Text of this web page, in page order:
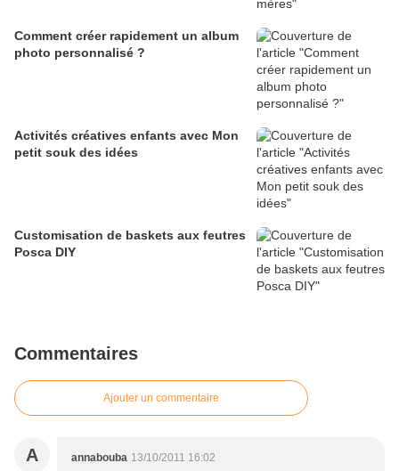
Comment créer rapidement un album
photo personnalisé ?
Activités créatives enfants avec Mon
petit souk des idées
Customisation de baskets aux feutres
Posca DIY
Commentaires
Ajouter un commentaire
A annabouba 13/10/2011 16:02